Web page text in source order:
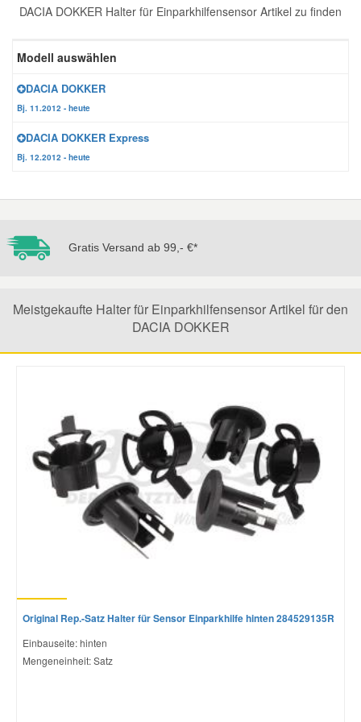
DACIA DOKKER Halter für Einparkhilfensensor Artikel zu finden
Modell auswählen
DACIA DOKKER
Bj. 11.2012 - heute
DACIA DOKKER Express
Bj. 12.2012 - heute
Gratis Versand ab 99,- €*
Meistgekaufte Halter für Einparkhilfensensor Artikel für den
DACIA DOKKER
Original Rep.-Satz Halter für Sensor Einparkhilfe hinten 284529135R
Einbauseite: hinten
Mengeneinheit: Satz
Winter-Autozubehör
Jeep Ersatzteile
Kia Ersatzteile
Lancia Ersatzteile
Mercedes Ersatzteile
Mini Ersatzteile
Mitsubishi Ersatzteile
Porsche Ersatzteile
Seat Ersatzteile